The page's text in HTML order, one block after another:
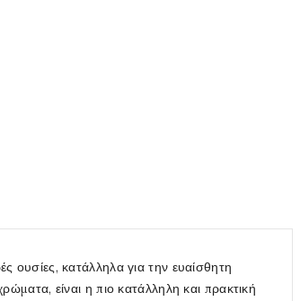
ουσίες, κατάλληλα για την ευαίσθητη
είναι η πιο κατάλληλη και πρακτική